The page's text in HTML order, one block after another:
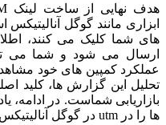
ابزاری مانند گوگل
های شما کلیک می کنند،
ارسال می شود و شما می
عملکرد کمپین های خود
تحلیل این گزارش ها، کلید
بازاریابی شماست. در ادامه،
ها را در utm در گوگل آنالیتیکس مشاهده و تحلیل کنیم.